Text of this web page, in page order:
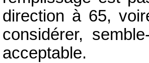
direction à 65,
considérer,
acceptable.